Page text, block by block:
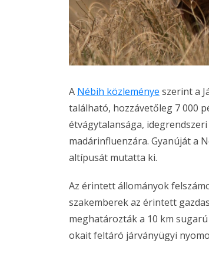
A Nébih közleménye szerint a
található, hozzávetőleg 7 000
étvágytalansága,
madárinfluenzára. Gyanúját a
altípusát mutatta ki.
Az érintett állományok
szakemberek az érintett
meghatározták a 10 km
okait feltáró járványügyi